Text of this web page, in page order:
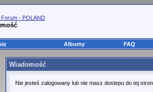
Forum - POLAND
Albumy FAQ
Wiadomość
Nie jesteś zalogowany lub nie masz dostepu do tej